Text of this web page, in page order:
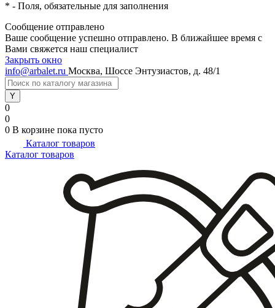
* - Поля, обязательные для заполнения
Сообщение отправлено
Ваше сообщение успешно отправлено. В ближайшее время с
Вами свяжется наш специалист
Закрыть окно
info@arbalet.ru Москва, Шоссе Энтузиастов, д. 48/1
0
0
0 В корзине пока пусто
Каталог товаров
Каталог товаров